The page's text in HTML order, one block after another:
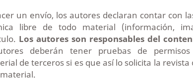
un envío, los autores declaran contar con
libre de todo material (información,
Los autores son responsables del
deberán tener pruebas de
de terceros si es que así lo solicita la revista